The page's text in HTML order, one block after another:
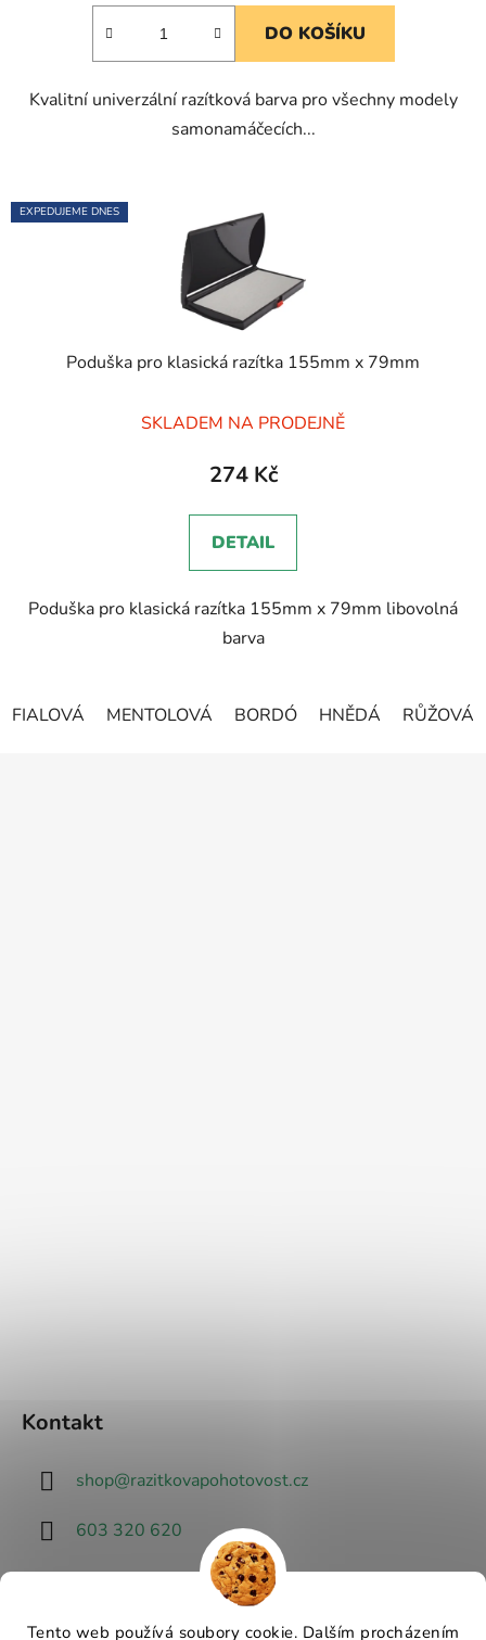
Tento web používá soubory cookie. Dalším procházením
5,0
hvězdiček.
DO KOŠÍKU
Kvalitní univerzální razítková barva pro všechny modely
samonamáčecích...
EXPEDUJEME DNES
Poduška pro klasická razítka 155mm x 79mm
hodnocení
produktu
5,0
z
hvězdiček.
SKLADEM NA PRODEJNĚ
274 Kč
DETAIL
Poduška pro klasická razítka 155mm x 79mm libovolná
barva
FIALOVÁ MENTOLOVÁ BORDÓ HNĚDÁ RŮŽOVÁ
Kontakt
shop@razitkovapohotovost.cz
603 320 620